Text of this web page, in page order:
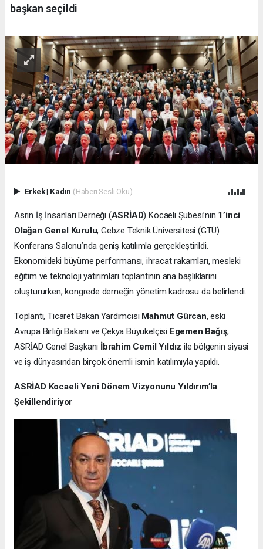
başkan seçildi
Erkek| Kadın (Haberi Sesli Oku)
Asrın İş İnsanları Derneği (ASRİAD) Kocaeli Şubesi’nin 1’inci
Olağan Genel Kurulu, Gebze Teknik Üniversitesi (GTÜ)
Konferans Salonu’nda geniş katılımla gerçekleştirildi.
Ekonomideki büyüme performansı, ihracat rakamları, mesleki
eğitim ve teknoloji yatırımları toplantının ana başlıklarını
oluştururken, kongrede derneğin yönetim kadrosu da belirlendi.
Toplantı, Ticaret Bakan Yardımcısı Mahmut Gürcan, eski
Avrupa Birliği Bakanı ve Çekya Büyükelçisi Egemen Bağış,
ASRİAD Genel Başkanı İbrahim Cemil Yıldız ile bölgenin siyasi
ve iş dünyasından birçok önemli ismin katılımıyla yapıldı.
ASRİAD Kocaeli Yeni Dönem Vizyonunu Yıldırım’la
Şekillendiriyor